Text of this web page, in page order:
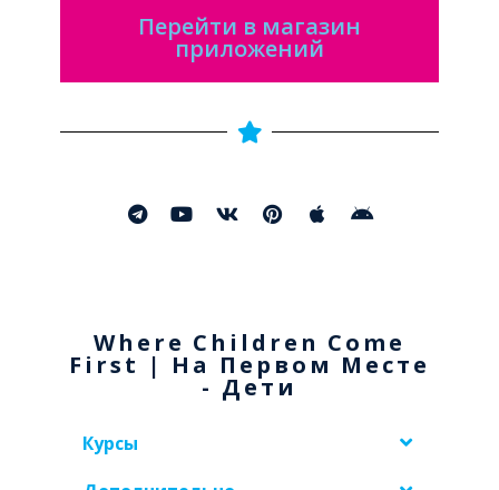
Перейти в магазин
приложений
Where Children Come
First | На Первом Месте
- Дети
Курсы